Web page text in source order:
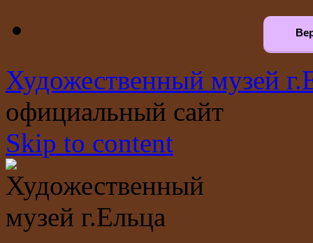
Художественный музей
официальный сайт
Skip to content